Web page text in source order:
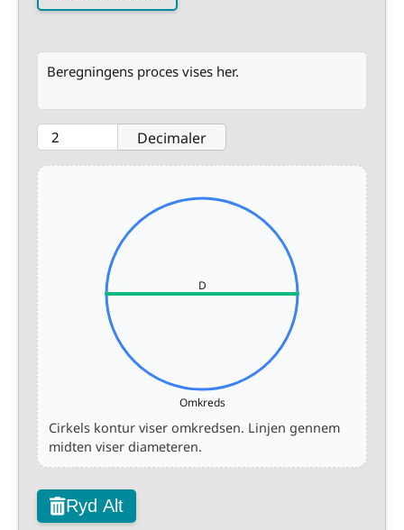
Beregningens proces vises her.
Decimaler
D
Omkreds
Cirkels kontur viser omkredsen. Linjen gennem
midten viser diameteren.
Ryd Alt